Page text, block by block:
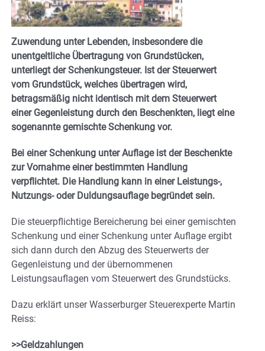
Zuwendung unter Lebenden, insbesondere die
unentgeltliche Übertragung von Grundstücken,
unterliegt der Schenkungsteuer. Ist der Steuerwert
vom Grundstück, welches übertragen wird,
betragsmäßig nicht identisch mit dem Steuerwert
einer Gegenleistung durch den Beschenkten, liegt eine
sogenannte gemischte Schenkung vor.
Bei einer Schenkung unter Auflage ist der Beschenkte
zur Vornahme einer bestimmten Handlung
verpflichtet. Die Handlung kann in einer Leistungs-,
Nutzungs- oder Duldungsauflage begründet sein.
Die steuerpflichtige Bereicherung bei einer gemischten
Schenkung und einer Schenkung unter Auflage ergibt
sich dann durch den Abzug des Steuerwerts der
Gegenleistung und der übernommenen
Leistungsauflagen vom Steuerwert des Grundstücks.
Dazu erklärt unser Wasserburger Steuerexperte Martin
Reiss:
>>Geldzahlungen